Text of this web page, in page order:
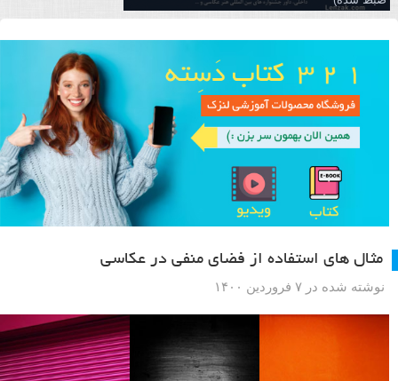
مثال های استفاده از فضای منفی در عکاسی
نوشته شده در ۷ فروردین ۱۴۰۰